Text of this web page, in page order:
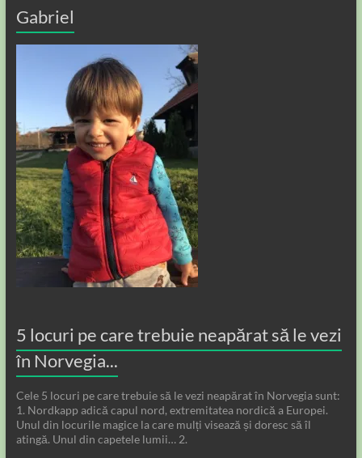
Gabriel
5 locuri pe care trebuie neapărat să le vezi
în Norvegia...
Cele 5 locuri pe care trebuie să le vezi neapărat în Norvegia sunt:
1. Nordkapp adică capul nord, extremitatea nordică a Europei.
Unul din locurile magice la care mulți visează și doresc să îl
atingă. Unul din capetele lumii… 2.